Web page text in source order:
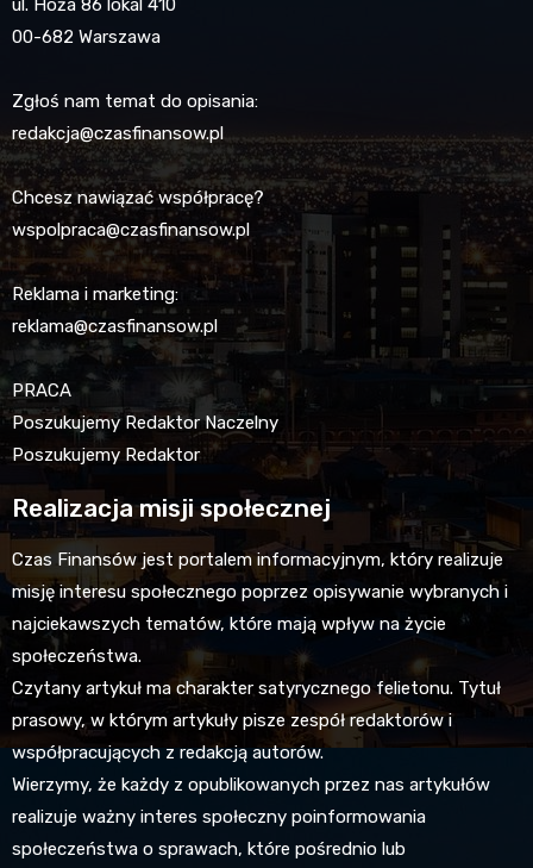
ul. Hoża 86 lokal 410
00-682 Warszawa
Zgłoś nam temat do opisania:
redakcja@czasfinansow.pl
Chcesz nawiązać współpracę?
wspolpraca@czasfinansow.pl
Reklama i marketing:
reklama@czasfinansow.pl
PRACA
Poszukujemy Redaktor Naczelny
Poszukujemy Redaktor
Realizacja misji społecznej
Czas Finansów jest portalem informacyjnym, który realizuje
misję interesu społecznego poprzez opisywanie wybranych i
najciekawszych tematów, które mają wpływ na życie
społeczeństwa.
Czytany artykuł ma charakter satyrycznego felietonu. Tytuł
prasowy, w którym artykuły pisze zespół redaktorów i
współpracujących z redakcją autorów.
Wierzymy, że każdy z opublikowanych przez nas artykułów
realizuje ważny interes społeczny poinformowania
społeczeństwa o sprawach, które pośrednio lub